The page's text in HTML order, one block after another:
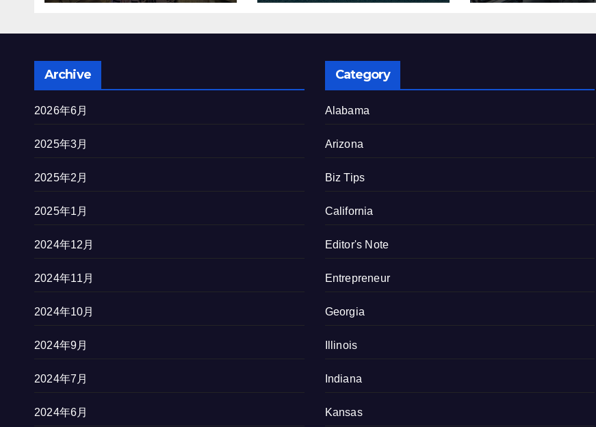
Archive
2026年6月
2025年3月
2025年2月
2025年1月
2024年12月
2024年11月
2024年10月
2024年9月
2024年7月
2024年6月
Category
Alabama
Arizona
Biz Tips
California
Editor's Note
Entrepreneur
Georgia
Illinois
Indiana
Kansas